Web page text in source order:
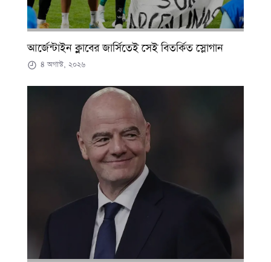
আর্জেন্টাইন ক্লাবের জার্সিতেই সেই বিতর্কিত স্লোগান
৪ অগাস্ট, ২০২৬